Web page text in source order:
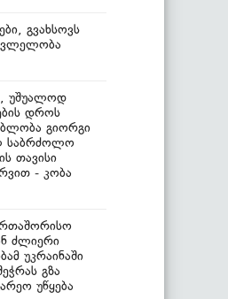
გვახსოვს
უშუალოდ
დროს
გიორგი
საბრძოლო
თავისი
- კობა
ძლიერი
უკრაინაში
გზა
უწყება